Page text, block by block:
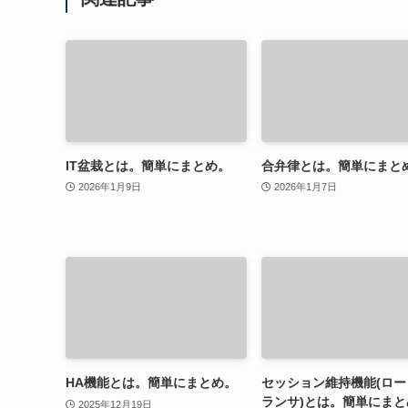
IT盆栽とは。簡単にまとめ。
2026年1月9日
合弁律とは。簡単にまと
2026年1月7日
HA機能とは。簡単にまとめ。
2025年12月19日
セッション維持機能(ロ
ランサ)とは。簡単にま